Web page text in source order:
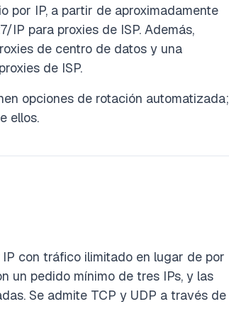
por IP, a partir de aproximadamente
para proxies de ISP. Además,
de centro de datos y una
de ISP.
opciones de rotación automatizada;
ellos.
con tráfico ilimitado en lugar de por
un pedido mínimo de tres IPs, y las
Se admite TCP y UDP a través de